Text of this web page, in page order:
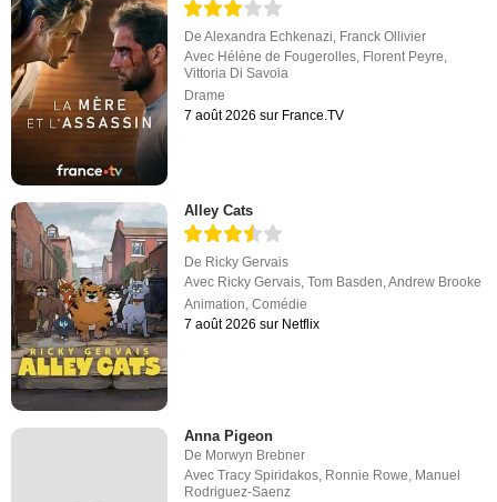
DeAlexandra Echkenazi Franck Ollivier
Avec Hélène de Fougerolles Florent Peyre
Vittoria Di Savoia
Drame
7 août 2026 sur France.TV
Alley Cats
De Ricky Gervais
Avec Ricky Gervais,Tom Basden,Andrew Brooke
Animation,Comédie
7 août 2026 sur Netflix
Anna Pigeon
De Morwyn Brebner
AvecTracy Spiridakos, Ronnie Rowe, Manuel
Rodriguez-Saenz